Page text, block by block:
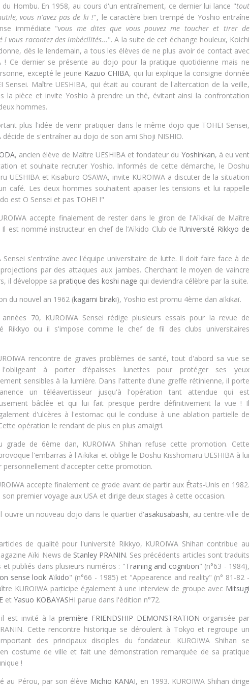
du Hombu. En 1958, au cours d'un entraînement, ce dernier lui lance "tout
vous n'avez pas de ki !", le caractère bien trempé de Yoshio entraîne
immédiate "vous me dites que vous pouvez me toucher et tirer de
! vous racontez des imbécilités...". A la suite de cet échange houleux, Koichi
dès le lendemain, a tous les élèves de ne plus avoir de contact avec
! Ce dernier se présente au dojo pour la pratique quotidienne mais ne
excepté le jeune Kazuo CHIBA, qui lui explique la consigne donnée
Sensei. Maître UESHIBA, qui était au courant de l'altercation de la veille,
la pièce et invite Yoshio à prendre un thé, évitant ainsi la confrontation
hommes.
plus l'idée de venir pratiquer dans le même dojo que TOHEI Sensei,
décide de s'entraîner au dojo de son ami Shoji NISHIO.
, ancien élève de Maître UESHIBA et fondateur du Yoshinkan, à eu vent
et souhaite recruter Yoshio. Informés de cette démarche, le Doshu
UESHIBA et Kisaburo OSAWA, invite KUROIWA a discuter de la situation
café. Les deux hommes souhaitent apaiser les tensions et lui rappelle
est O Sensei et pas TOHEI !"
accepte finalement de rester dans le giron de l'Aïkikaï de Maître
Il est nommé instructeur en chef de l’Aïkido Club del’Université Rikkyo de
Sensei s'entraîne avec l'équipe universitaire de lutte. Il doit faire face à de
par des attaques aux jambes. Cherchant le moyen de vaincre
il développe sa pratique des koshi nage qui deviendra célèbre par la suite.
du nouvel an 1962 (kagami biraki), Yoshio est promu 4ème dan aïkikaï.
70, KUROIWA Sensei rédige plusieurs essais pour la revue de
Rikkyo ou il s'impose comme le chef de fil des clubs universitaires
rencontre de graves problèmes de santé, tout d'abord sa vue se
l'obligeant à porter d’épaisses lunettes pour protéger ses yeux
sensibles à la lumière. Dans l'attente d'une greffe rétinienne, il porte
un téléavertisseur jusqu'à l'opération tant attendue qui est
bâclée et qui lui fait presque perdre définitivement la vue ! Il
d'ulcères à l'estomac qui le conduise à une ablation partielle de
opération le rendant de plus en plus amaigri.
grade de 6ème dan, KUROIWA Shihan refuse cette promotion. Cette
l'embarras à l'Aïkikaï et oblige le Doshu Kisshomaru UESHIBA à lui
personnellement d'accepter cette promotion.
accepte finalement ce grade avant de partir aux États-Unis en 1982.
son premier voyage aux USA et dirige deux stages à cette occasion.
ouvre un nouveau dojo dans le quartier d'asakusabashi, au centre-ville de
de qualité pour l'université Rikkyo, KUROIWA Shihan contribue au
Aïki News de Stanley PRANIN. Ses précédents articles sont traduits
et publiés dans plusieurs numéros : "Training and cognition" (n°63 - 1984),
sense look Aïkido" (n°66 - 1985) et "Appearence and reality" (n° 81-82 -
KUROIWA participe également à une interview de groupe avec Mitsugi
et Yasuo KOBAYASHI parue dans l'édition n°72.
il est invité à lapremière FRIENDSHIP DEMONSTRATION organisée par
. Cette rencontre historique se déroulent à Tokyo et regroupe un
des principaux disciples du fondateur.
KUROIWA Shihan se
costume de ville et fait une démonstration remarquée de sa pratique
!
au Pérou, par son élève Michio KANAI, en 1993. KUROIWA Shihan dirige